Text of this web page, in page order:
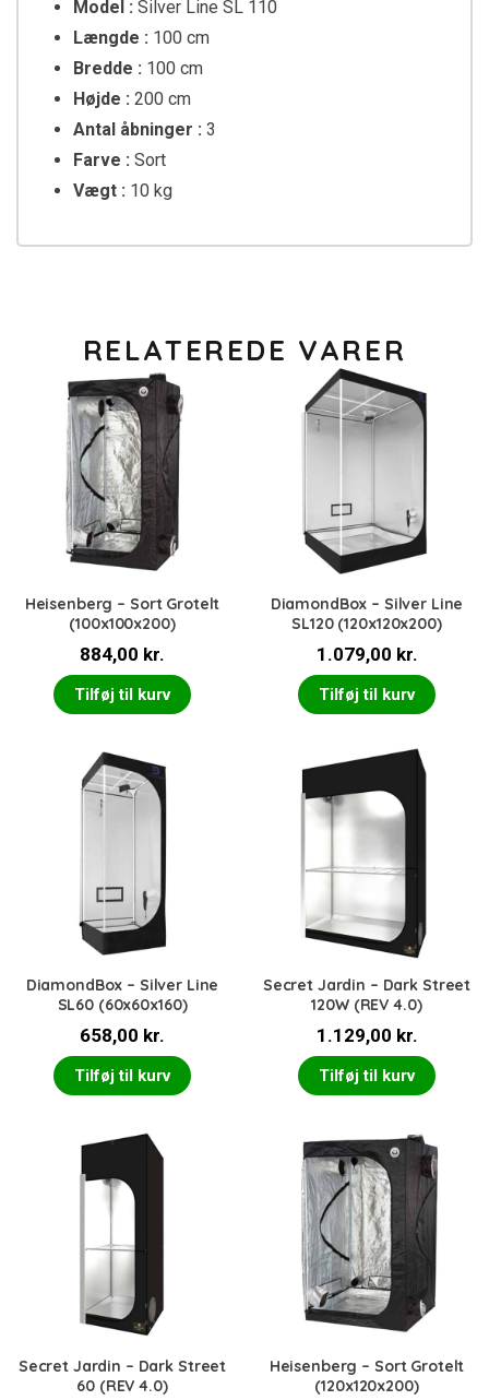
Model : Silver Line SL 110
Længde : 100 cm
Bredde : 100 cm
Højde : 200 cm
Antal åbninger : 3
Farve : Sort
Vægt : 10 kg
RELATEREDE VARER
Heisenberg – Sort Grotelt
(100x100x200)
884,00 kr.
Tilføj til kurv
DiamondBox – Silver Line
SL120 (120x120x200)
1.079,00 kr.
Tilføj til kurv
DiamondBox – Silver Line
SL60 (60x60x160)
658,00 kr.
Tilføj til kurv
Secret Jardin – Dark Street
120W (REV 4.0)
1.129,00 kr.
Tilføj til kurv
Secret Jardin – Dark Street
60 (REV 4.0)
Heisenberg – Sort Grotelt
(120x120x200)